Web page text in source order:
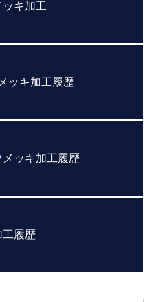
ッキ加工
ッキ加工履歴
ッキ加工履歴
工履歴